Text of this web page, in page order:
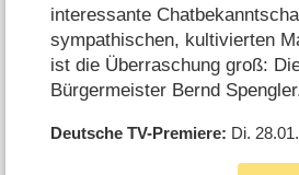
interessante
sympathischen, kultivierten
ist die Überraschung groß:
Bürgermeister Bernd
Deutsche TV-Premiere Di.